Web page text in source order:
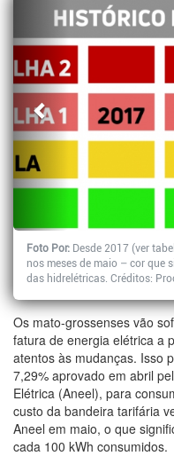
Foto Por: Desde 2017 (ver
nos meses de maio – cor que
das hidrelétricas. Créditos:
Os mato-grossenses vão
fatura de energia elétrica a
atentos às mudanças. Isso
7,29% aprovado em abril
Elétrica (Aneel), para
custo da bandeira tarifária
Aneel em maio, o que
cada 100 kWh consumidos.